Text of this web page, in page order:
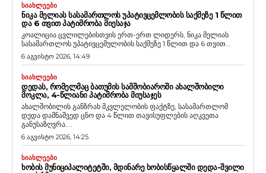
ᲡᲘᲐᲮᲚᲔᲔᲑᲘ
ᲜᲘᲙᲐ ᲛᲔᲚᲘᲐᲡ ᲡᲐᲡᲐᲛᲐᲠᲗᲚᲝᲡ ᲣᲞᲐᲢᲘᲕᲪᲔᲛᲚᲝᲑᲘᲡ ᲡᲐᲥᲛᲔᲖᲔ 1 ᲬᲚᲘᲗ
ᲓᲐ 6 ᲗᲕᲘᲗ ᲞᲐᲢᲘᲛᲠᲝᲑᲐ ᲛᲘᲔᲡᲐᲯᲐ
კოალიცია ცვლილებისთვის ერთ-ერთ ლიდერს, ნიკა მელიას
სასამართლოს უპატივცემულობის საქმეზე 1 წლით და 6 თვით...
6 აგვისტო 2026, 14:49
ᲡᲘᲐᲮᲚᲔᲔᲑᲘ
ᲓᲔᲓᲐᲡ, ᲠᲝᲛᲔᲚᲛᲐᲪ ᲑᲐᲗᲣᲛᲘᲡ ᲡᲐᲛᲨᲝᲑᲘᲐᲠᲝᲨᲘ ᲐᲮᲐᲚᲨᲝᲑᲘᲚᲘ
ᲛᲝᲙᲚᲐ, 4-ᲬᲚᲘᲐᲜᲘ ᲞᲐᲢᲘᲛᲠᲝᲑᲐ ᲛᲘᲣᲡᲐᲯᲔᲡ
ახალშობილის განზრახ მკვლელობის ფაქტზე, სასამართლომ
დედა დამნაშვედ ცნო და 4 წლით თავისუფლების აღკვეთა
განუსაზღვრა....
6 აგვისტო 2026, 14:25
ᲡᲘᲐᲮᲚᲔᲔᲑᲘ
ᲮᲝᲑᲘᲡ ᲛᲣᲜᲘᲪᲘᲞᲐᲚᲘᲢᲔᲢᲨᲘ, ᲛᲓᲘᲜᲐᲠᲔ ᲮᲝᲑᲘᲡᲬᲧᲐᲚᲨᲘ ᲓᲔᲓᲐ-ᲨᲕᲘᲚᲘ